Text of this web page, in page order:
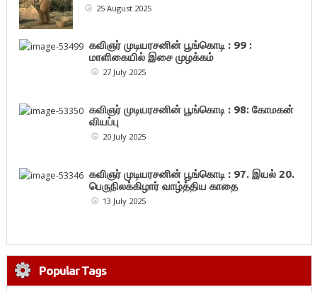
25 August 2025
கவிஞர் முடியரசனின் பூங்கொடி : 99 :
மாளிகையில் இசை முழக்கம்
27 July 2025
கவிஞர் முடியரசனின் பூங்கொடி : 98: கோமகன்
வியப்பு
20 July 2025
கவிஞர் முடியரசனின் பூங்கொடி : 97. இயல் 20.
பெருநிலக்கிழார் வாழ்த்திய காதை
13 July 2025
Popular Tags